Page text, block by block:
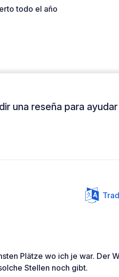
todo el año
una reseña para
Plätze wo ich je war. Der
Stellen noch gibt.